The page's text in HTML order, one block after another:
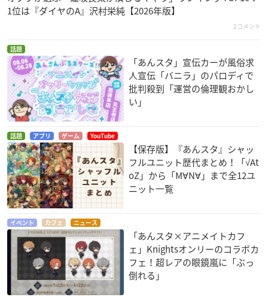
1位は『ダイヤのA』沢村栄純【2026年版】
2コメント
話題
「あんスタ」宣伝カーが風俗求
人宣伝「バニラ」のパロディで
批判殺到「運営の倫理観おかし
い」
話題 アプリ ゲーム YouTube
【保存版】『あんスタ』シャッ
フルユニット歴代まとめ！「√At
oZ」から「M∀N∀」まで全12ユ
ニット一覧
イベント カフェ ニュース
「あんスタ×アニメイトカフ
ェ」Knightsオンリーのコラボカ
フェ！超レアの眼鏡嵐に「ぶっ
倒れる」